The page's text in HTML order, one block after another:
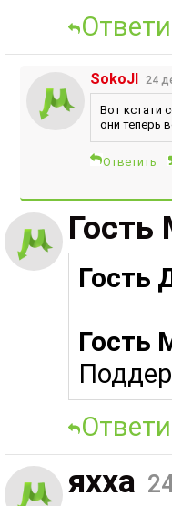
SokoJI 24
Вот кстати
они теперь
Ответить
Гость
Гость
Гость
яхха